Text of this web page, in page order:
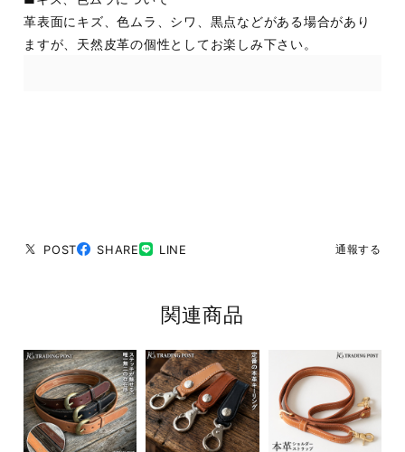
革表面にキズ、色ムラ、シワ、黒点などがある場合があり
ますが、天然皮革の個性としてお楽しみ下さい。
POST SHARE LINE 通報する
関連商品